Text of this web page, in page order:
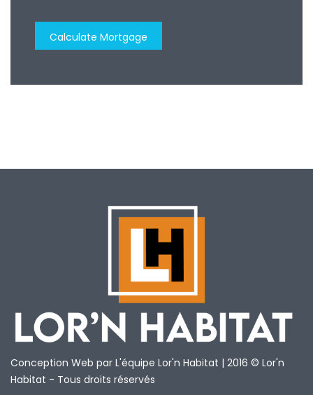
Conception Web par L'équipe Lor'n Habitat | 2016 © Lor'n
Habitat - Tous droits réservés